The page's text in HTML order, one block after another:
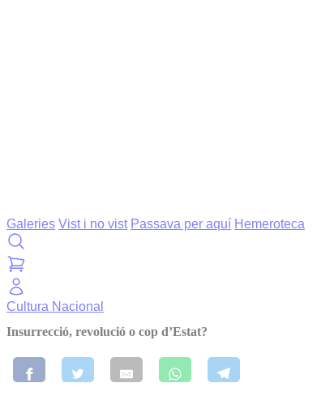
Galeries Vist i no vist Passava per aquí Hemeroteca
Cultura Nacional
Insurrecció, revolució o cop d’Estat?